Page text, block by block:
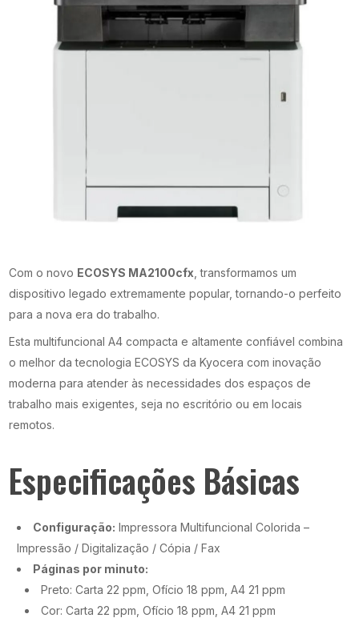
Com o novo ECOSYS MA2100cfx , transformamos um
dispositivo legado extremamente popular, tornando-o perfeito
para a nova era do trabalho.
Esta multifuncional A4 compacta e altamente confiável combina
o melhor da tecnologia ECOSYS da Kyocera com inovação
moderna para atender às necessidades dos espaços de
trabalho mais exigentes, seja no escritório ou em locais
remotos.
Especificações Básicas
Configuração: Impressora Multifuncional Colorida –
Impressão / Digitalização / Cópia / Fax
Páginas por minuto:
Preto: Carta 22 ppm, Ofício 18 ppm, A4 21 ppm
Cor: Carta 22 ppm, Ofício 18 ppm, A4 21 ppm